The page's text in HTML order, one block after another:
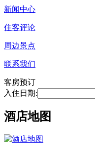
新闻中心
住客评论
周边景点
联系我们
客房预订
入住日期:
酒店地图